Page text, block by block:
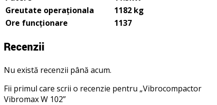
Greutate operaționala
1182 kg
Ore funcționare
1137
Recenzii
Nu există recenzii până acum.
Fii primul care scrii o recenzie pentru „Vibrocompactor
Vibromax W 102”